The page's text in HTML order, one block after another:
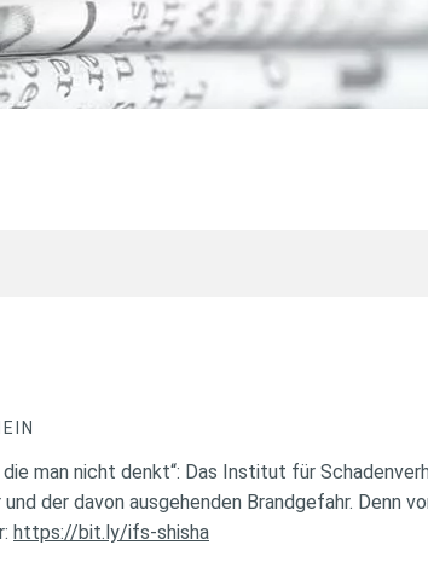
die man nicht denkt“: Das Institut für
der davon ausgehenden Brandgefahr. Denn
https://bit.ly/ifs-shisha